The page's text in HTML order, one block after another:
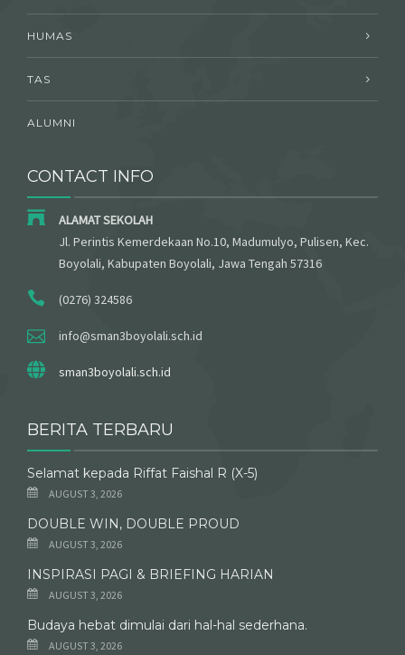
HUMAS
TAS
ALUMNI
CONTACT INFO
ALAMAT SEKOLAH
Jl. Perintis Kemerdekaan No.10, Madumulyo, Pulisen, Kec.
Boyolali, Kabupaten Boyolali, Jawa Tengah 57316
(0276) 324586
info@sman3boyolali.sch.id
sman3boyolali.sch.id
BERITA TERBARU
Selamat kepada Riffat Faishal R (X-5)
AUGUST 3, 2026
DOUBLE WIN, DOUBLE PROUD
AUGUST 3, 2026
INSPIRASI PAGI & BRIEFING HARIAN
AUGUST 3, 2026
Budaya hebat dimulai dari hal-hal sederhana.
AUGUST 3, 2026